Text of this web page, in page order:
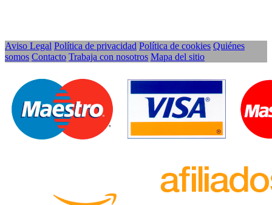
Aviso Legal Política de privacidad Política de cookies Quiénes
somos Contacto Trabaja con nosotros Mapa del sitio